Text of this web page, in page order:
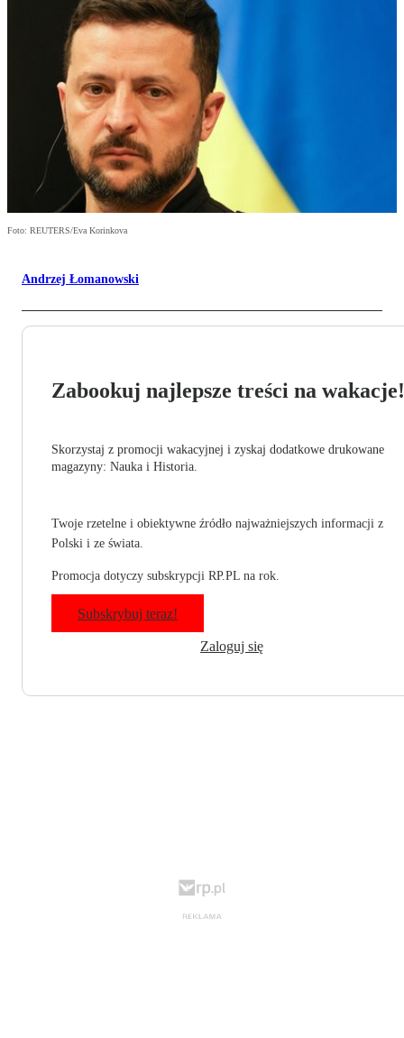
Foto: REUTERS/Eva Korinkova
Andrzej Łomanowski
Zabookuj najlepsze treści na wakacje!
Skorzystaj z promocji wakacyjnej i zyskaj dodatkowe drukowane
magazyny: Nauka i Historia.
Twoje rzetelne i obiektywne źródło najważniejszych informacji z
Polski i ze świata.
Promocja dotyczy subskrypcji RP.PL na rok.
Subskrybuj teraz!
Zaloguj się